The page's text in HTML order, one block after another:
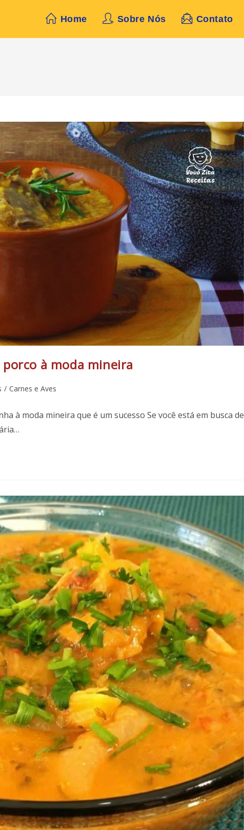
Home Sobre Nós Contato
à moda mineira
/ Carnes e Aves
à moda mineira que é um sucesso Se você está em busca de